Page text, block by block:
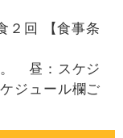
２回 【食事条
。 昼：スケジ
ジュール欄ご